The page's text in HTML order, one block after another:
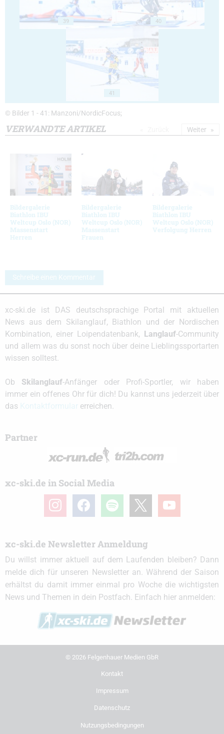
39 40
41
© Bilder 1 - 41: Manzoni/NordicFocus;
VERWANDTE ARTIKEL
Bildergalerie
Biathlon IBU
Weltcup Oslo (NOR)
Massenstart
Herren
Bildergalerie
Biathlon IBU
Weltcup Oslo (NOR)
Massenstart
Frauen
Bildergalerie
Biathlon IBU
Weltcup Oslo (NOR)
Verfolgung Herren
Weiter
Schreibe einen Kommentar
xc-ski.de ist DAS deutschsprachige Portal mit aktuellen
News aus dem Skilanglauf, Biathlon und der Nordischen
Kombination, einer Loipendatenbank,
Langlauf-Community
und allem was du sonst noch über deine Lieblingssportarten
wissen solltest.
Ob Skilanglauf-Anfänger oder Profi-Sportler, wir haben
immer ein offenes Ohr für dich! Du kannst uns jederzeit über
das
erreichen.
Partner
xc-ski.de in Social Media
instagramfacebook spotify youtube
xc-ski.de Newsletter Anmeldung
Du willst immer aktuell auf dem Laufenden bleiben? Dann
melde dich für unseren Newsletter an. Während der Saison
erhältst du damit immer einmal pro Woche die wichtigsten
News und Themen in dein Postfach. Einfach hier anmelden:
© 2026 Felgenhauer Medien GbR
Kontakt
Impressum
Datenschutz
Nutzungsbedingungen